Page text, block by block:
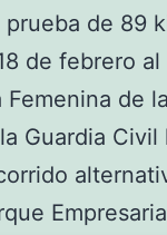
prueba de 89
de febrero
de
Guardia